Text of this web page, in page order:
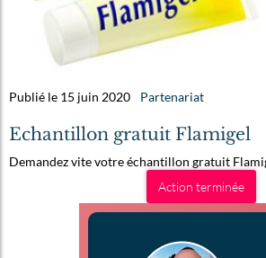
Publié le 15 juin 2020 Partenariat
Echantillon gratuit Flamigel
Demandez vite votre échantillon gratuit
Action terminée